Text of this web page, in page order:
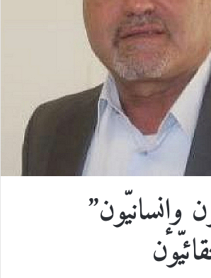
إ
ن
l
r
ر
ي
س
ت
i
وإنسانيّون”